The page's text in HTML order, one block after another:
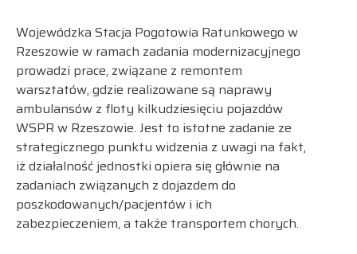
Wojewódzka Stacja Pogotowia Ratunkowego w
Rzeszowie w ramach zadania modernizacyjnego
prowadzi prace, związane z remontem
warsztatów, gdzie realizowane są naprawy
ambulansów z floty kilkudziesięciu pojazdów
WSPR w Rzeszowie. Jest to istotne zadanie ze
strategicznego punktu widzenia z uwagi na fakt,
iż działalność jednostki opiera się głównie na
zadaniach związanych z dojazdem do
poszkodowanych/pacjentów i ich
zabezpieczeniem, a także transportem chorych.